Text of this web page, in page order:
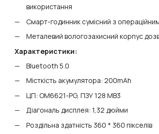
використання
Смарт-годинник сумісний з
Металевий вологозахисний корпус
Характеристики:
Bluetooth 5.0
Місткість акумулятора: 200mAh
ЦП: OM6621-PG, ПЗУ 128 MB3
Діагональ дисплея: 1,32 дюйми
Роздільна здатність 360 * 360 пікселів